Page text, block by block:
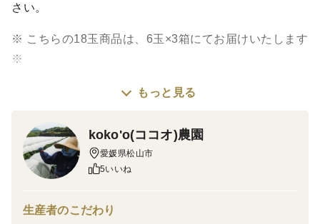
さい。
※ こちらの18玉商品は、6玉×3箱にてお届けいたします
※
さっぱりとした美味しさが人気！
外国産グレープフルーツほど苦味・酸味が強くなく、
上品な甘酸っぱさと爽やかで芳醇な香り、果汁たっぷり
のジューシーな果肉で、
もっと見る
koko'o(ココオ)農園
愛媛県松山市
5いいね
生産者のこだわり